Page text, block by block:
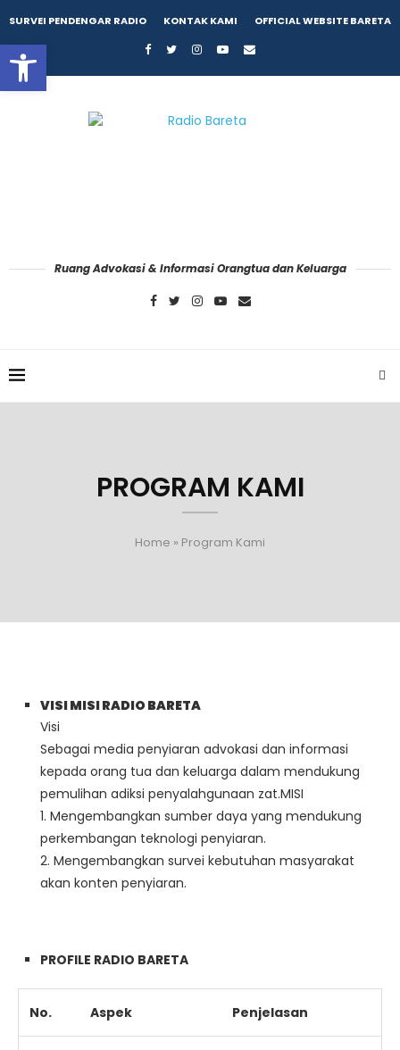
SURVEI PENDENGAR RADIO KONTAK KAMI OFFICIAL WEBSITE BARETA
Ruang Advokasi & Informasi Orangtua dan Keluarga
PROGRAM KAMI
Home » Program Kami
VISI MISI RADIO BARETA
Visi
Sebagai media penyiaran advokasi dan informasi
kepada orang tua dan keluarga dalam mendukung
pemulihan adiksi penyalahgunaan zat.MISI
1. Mengembangkan sumber daya yang mendukung
perkembangan teknologi penyiaran.
2. Mengembangkan survei kebutuhan masyarakat
akan konten penyiaran.
PROFILE RADIO BARETA
No. Aspek Penjelasan
Open toolbar